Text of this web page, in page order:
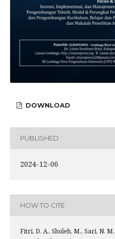
DOWNLOAD
PUBLISHED
2024-12-06
HOW TO CITE
Fitri, D. A., Sholeh, M., Sari, N.